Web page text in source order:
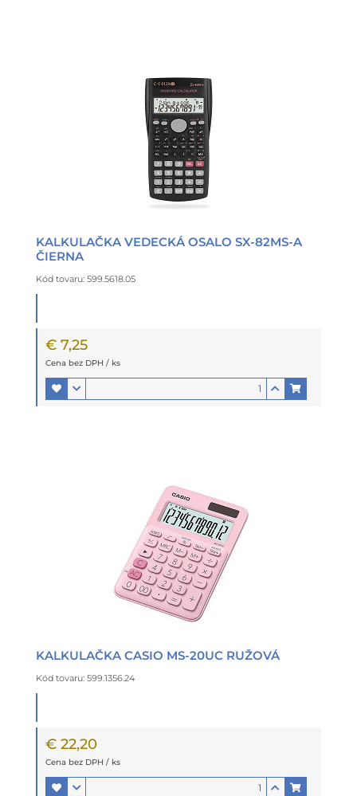
KALKULAČKA VEDECKÁ OSALO SX-82MS-A
ČIERNA
Kód tovaru: 599.5618.05
€ 7,25
Cena bez DPH / ks
KALKULAČKA CASIO MS-20UC RUŽOVÁ
Kód tovaru: 599.1356.24
€ 22,20
Cena bez DPH / ks